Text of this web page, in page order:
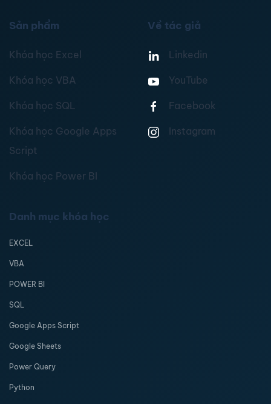
Sản phẩm
Khóa học Excel
Khóa học VBA
Khóa học SQL
Khóa học Google Apps
Script
Khóa học Power BI
Về tác giả
Linkedin
YouTube
Facebook
Instagram
Danh mục khóa học
EXCEL
VBA
POWER BI
SQL
Google Apps Script
Google Sheets
Power Query
Python